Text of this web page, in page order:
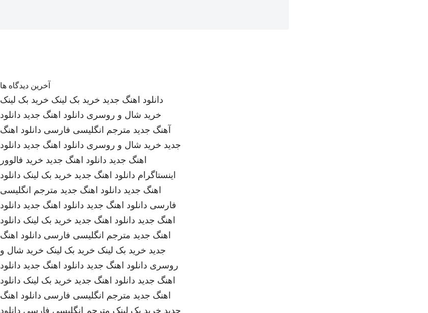
آخرین دیدگاه ها
دانلود اهنگ جدید خرید بک لینک خرید بک لینک
خرید شال و روسری دانلود اهنگ جدید دانلود
آهنگ جدید مترجم انگلیسی فارسی دانلود اهنگ
جدید خرید شال و روسری دانلود اهنگ جدید دانلود
اهنگ جدید دانلود اهنگ جدید خرید فالوور
اینستاگرام دانلود اهنگ جدید خرید بک لینک دانلود
اهنگ جدید دانلود اهنگ جدید مترجم انگلیسی
فارسی دانلود اهنگ جدید دانلود اهنگ جدید دانلود
اهنگ جدید دانلود اهنگ جدید خرید بک لینک دانلود
اهنگ جدید مترجم انگلیسی فارسی دانلود اهنگ
جدید خرید بک لینک خرید بک لینک خرید شال و
روسری دانلود اهنگ جدید دانلود اهنگ جدید دانلود
اهنگ جدید دانلود اهنگ جدید خرید بک لینک دانلود
اهنگ جدید مترجم انگلیسی فارسی دانلود اهنگ
جدید خرید بک لینک مترجم انگلیسی فارسی دانلود